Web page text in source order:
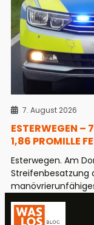
7. August 2026
ESTERWEGEN –
1,86 PROMILLE
Esterwegen. Am
Streifenbesatzung